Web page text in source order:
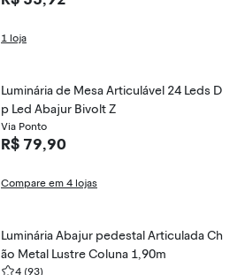
1 loja
Luminária de Mesa Articulável 24 Leds D
p Led Abajur Bivolt Z
Via Ponto
R$ 79,90
Compare em 4 lojas
Luminária Abajur pedestal Articulada Ch
ão Metal Lustre Coluna 1,90m
4 (93)